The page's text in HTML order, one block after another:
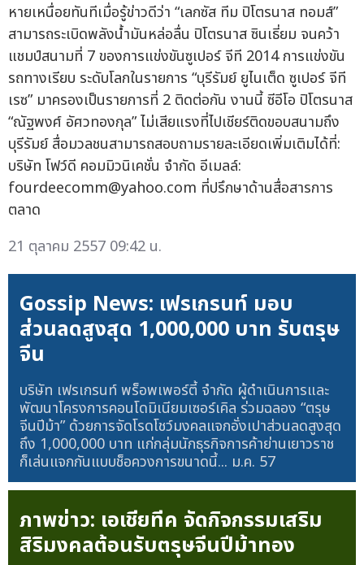
หายเหนื่อยทันทีเมื่อรู้ข่าวดีว่า “เลกซัส ทีม ปิโตรนาส ทอมส์”
สามารถระเบิดพลังน้ำมันหล่อลื่น ปิโตรนาส ซินเธี่ยม จนคว้า
แชมป์สนามที่ 7 ของการแข่งขันซูเปอร์ จีที 2014 การแข่งขัน
รถทางเรียบ ระดับโลกในรายการ “บุรีรัมย์ ยูไนเต็ด ซูเปอร์ จีที
เรซ” มาครองเป็นรายการที่ 2 ติดต่อกัน งานนี้ ซีอีโอ ปิโตรนาส
“ณัฐพงศ์ อัศวทองกุล” ไม่เสียแรงที่ไปเชียร์ติดขอบสนามถึง
บุรีรัมย์ สื่อมวลชนสามารถสอบถามรายละเอียดเพิ่มเติมได้ที่:
บริษัท โฟว์ดี คอมมิวนิเคชั่น จำกัด อีเมลล์:
fourdeecomm@yahoo.com ที่ปรึกษาด้านสื่อสารการ
ตลาด
21 ตุลาคม 2557 09:42 น.
Gossip News: เฟรเกรนท์ มอบ
ส่วนลดสูงสุด 1,000,000 บาท รับตรุษ
จีน
บริษัท เฟรเกรนท์ พร็อพเพอร์ตี้ จำกัด ผู้ดำเนินการและ
พัฒนาโครงการคอนโดมิเนียมเซอร์เคิล ร่วมฉลอง “ตรุษ
จีนปีม้า” ด้วยการจัดโรดโชว์มงคลแจกอั่งเปาส่วนลดสูงสุด
ถึง 1,000,000 บาท แก่กลุ่มนักธุรกิจการค้าย่านเยาวราช
ก็เล่นแจกกันแบบช็อควงการขนาดนี้... ม.ค. 57
ภาพข่าว: เอเชียทีค จัดกิจกรรมเสริม
สิริมงคลต้อนรับตรุษจีนปีม้าทอง